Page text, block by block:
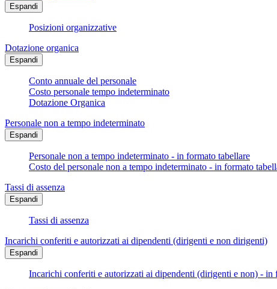
Espandi
Posizioni organizzative
Dotazione organica
Espandi
Conto annuale del personale
Costo personale tempo indeterminato
Dotazione Organica
Personale non a tempo indeterminato
Espandi
Personale non a tempo indeterminato - in formato tabellare
Costo del personale non a tempo indeterminato - in formato
Tassi di assenza
Espandi
Tassi di assenza
Incarichi conferiti e autorizzati ai dipendenti (dirigenti e non dirigenti)
Espandi
Incarichi conferiti e autorizzati ai dipendenti (dirigenti e non) - in